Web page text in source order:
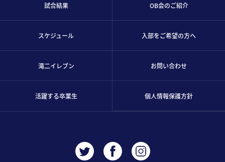
試合結果
スケジュール
滝二イレブン
活躍する卒業生
OB会のご紹介
入部をご希望の方へ
お問い合わせ
個人情報保護方針